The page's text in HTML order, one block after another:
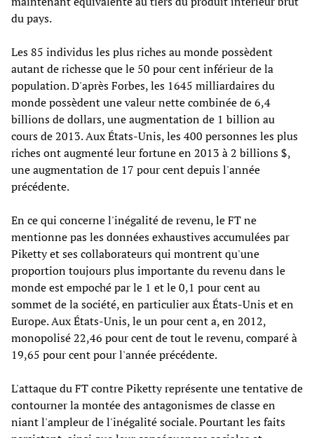
du pays.
Les 85 individus les plus riches au monde possèdent
autant de richesse que le 50 pour cent inférieur de la
population. D'après Forbes, les 1645 milliardaires du
monde possèdent une valeur nette combinée de 6,4
billions de dollars, une augmentation de 1 billion au
cours de 2013. Aux États-Unis, les 400 personnes les plus
riches ont augmenté leur fortune en 2013 à 2 billions $,
une augmentation de 17 pour cent depuis l'année
précédente.
En ce qui concerne l'inégalité de revenu, le FT ne
mentionne pas les données exhaustives accumulées par
Piketty et ses collaborateurs qui montrent qu'une
proportion toujours plus importante du revenu dans le
monde est empoché par le 1 et le 0,1 pour cent au
sommet de la société, en particulier aux États-Unis et en
Europe. Aux États-Unis, le un pour cent a, en 2012,
monopolisé 22,46 pour cent de tout le revenu, comparé à
19,65 pour cent pour l'année précédente.
L'attaque du FT contre Piketty représente une tentative de
contourner la montée des antagonismes de classe en
niant l'ampleur de l'inégalité sociale. Pourtant les faits